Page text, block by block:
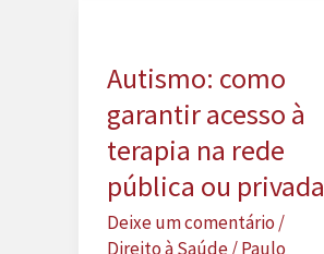
Autismo: como
garantir acesso à
terapia na rede
pública ou privada
Deixe um comentário /
Direito à Saúde/Paulo